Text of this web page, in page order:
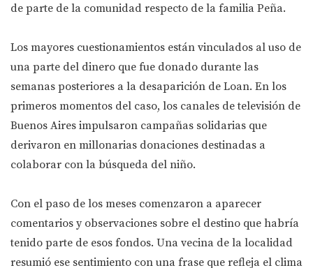
de parte de la comunidad respecto de la familia Peña.
Los mayores cuestionamientos están vinculados al uso de
una parte del dinero que fue donado durante las
semanas posteriores a la desaparición de Loan. En los
primeros momentos del caso, los canales de televisión de
Buenos Aires impulsaron campañas solidarias que
derivaron en millonarias donaciones destinadas a
colaborar con la búsqueda del niño.
Con el paso de los meses comenzaron a aparecer
comentarios y observaciones sobre el destino que habría
tenido parte de esos fondos. Una vecina de la localidad
resumió ese sentimiento con una frase que refleja el clima